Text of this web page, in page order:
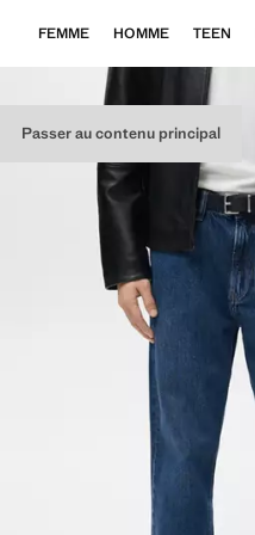
Passer au contenu principal
FEMME HOMME TEEN